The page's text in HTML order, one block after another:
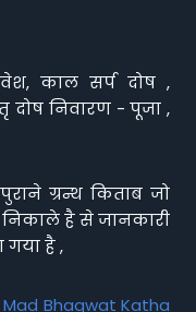
काल सर्प दोष ,
दोष निवारण - पूजा ,
ग्रन्थ किताब जो
है से जानकारी
है ,
Mad Bhagwat Katha